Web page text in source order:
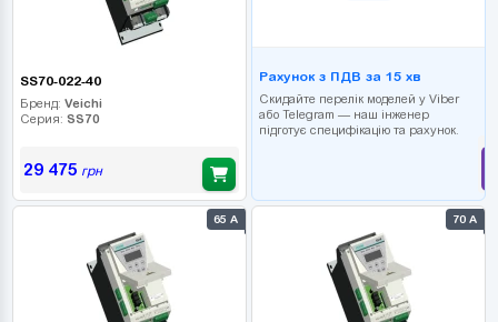
SS70-022-40
Бренд: Veichi
Серия: SS70
29 475 грн
Рахунок з ПДВ за 15 хв
Скидайте перелік моделей у Viber
або Telegram — наш інженер
підготує специфікацію та рахунок.
65 А 70 А